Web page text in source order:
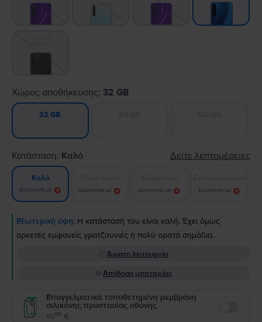
Χώρος αποθήκευσης: 32 GB
32 GB
Κατάσταση: Καλό Δείτε λεπτομέρειες
Καλό
Ειδοποίησε με! Ειδοποίησε με! Ειδοποίησε με! Ειδοποίησε με!
Εξωτερική όψη: Η κατάστασή του είναι καλή. Έχει όμως
αρκετές εμφανείς γρατζουνιές ή πολύ ορατά σημάδια.
Άριστη λειτουργία
Απόδοση μπαταρίας
Επαγγελματικά τοποθετημένη μεμβράνη
σιλικόνης προστασίας οθόνης
1099 €